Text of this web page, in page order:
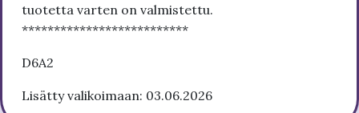
tuotetta varten on valmistettu.
**************************
D6A2
Lisätty valikoimaan: 03.06.2026